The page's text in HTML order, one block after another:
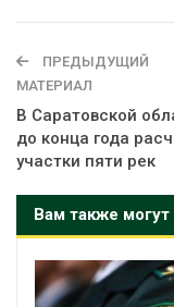
ПРЕДЫДУЩИЙ
МАТЕРИАЛ
В Саратовской
до конца года
участки пяти рек
Вам также